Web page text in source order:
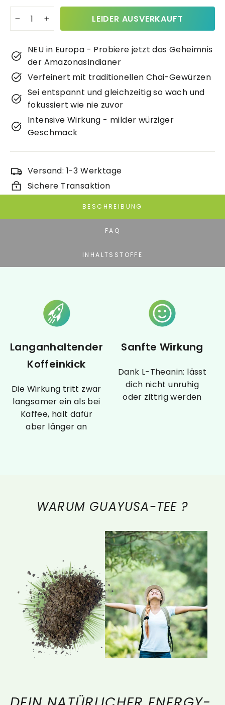
+
LEIDER AUSVERKAUFT
NEU in Europa - Probiere jetzt das Geheimnis
der AmazonasIndianer
Verfeinert mit traditionellen Chai-Gewürzen
Sei entspannt und gleichzeitig so wach und
fokussiert wie nie zuvor
Intensive Wirkung - milder würziger
Geschmack
Versand: 1-3 Werktage
Sichere Transaktion
BESCHREIBUNG
FAQ
INHALTSSTOFFE
Langanhaltender
Koffeinkick
Die Wirkung tritt zwar
langsamer ein als bei
Kaffee, hält dafür
aber länger an
Sanfte Wirkung
Dank L-Theanin: lässt
dich nicht unruhig
oder zittrig werden
WARUM GUAYUSA-TEE ?